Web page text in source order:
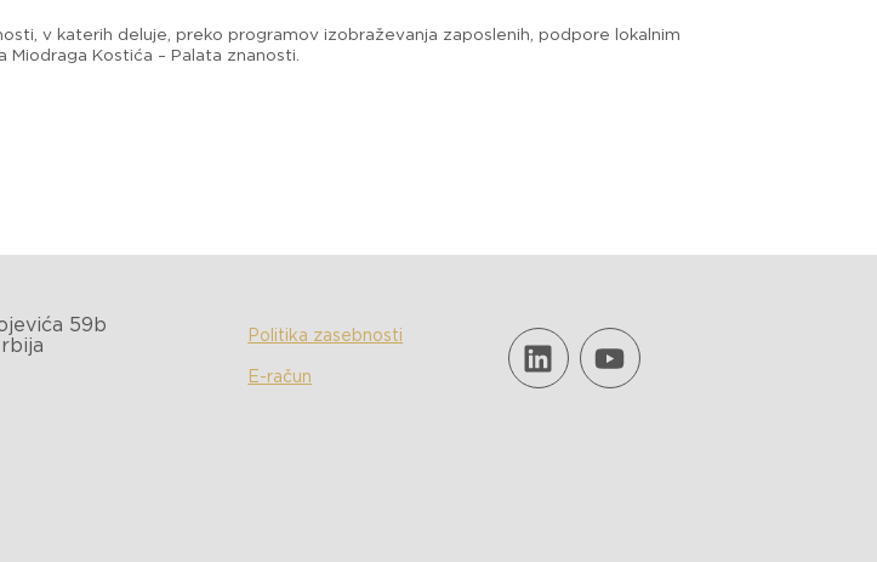
v katerih deluje, preko programov izobraževanja zaposlenih, podpore lokalnim
Kostića – Palata znanosti.
59b
Politika zasebnosti
E-račun